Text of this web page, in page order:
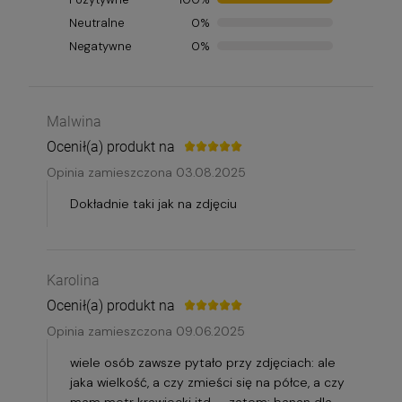
Neutralne
0%
Negatywne
0%
Malwina
Ocenił(a) produkt na
Opinia zamieszczona 03.08.2025
Dokładnie taki jak na zdjęciu
Karolina
Ocenił(a) produkt na
Opinia zamieszczona 09.06.2025
wiele osób zawsze pytało przy zdjęciach: ale
jaka wielkość, a czy zmieści się na półce, a czy